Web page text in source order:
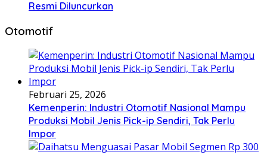
Resmi Diluncurkan
Otomotif
Februari 25, 2026
Kemenperin: Industri Otomotif Nasional Mampu
Produksi Mobil Jenis Pick-ip Sendiri, Tak Perlu
Impor